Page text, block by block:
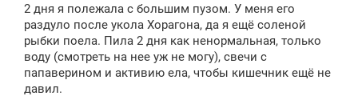
н
и
2 дня я полежала с большим пузом. У меня его
раздуло после укола Хорагона, да я ещё соленой
рыбки поела. Пила 2 дня как ненормальная, только
воду (смотреть на нее уж не могу), свечи с
папаверином и активию ела, чтобы кишечник ещё не
давил.